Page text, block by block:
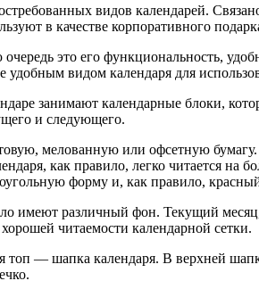
видов календарей.
в качестве корпоративного
это его функциональность,
удобным видом календаря для
занимают календарные блоки,
и следующего.
мелованную или офсетную
как правило, легко читается
форму и, как правило,
имеют различный фон. Текущий
читаемости календарной сетки.
— шапка календаря. В верхней